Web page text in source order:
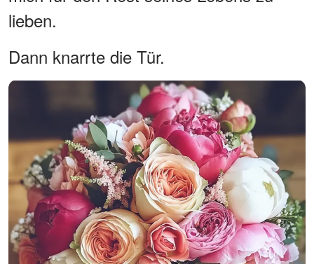
lieben.
Dann knarrte die Tür.